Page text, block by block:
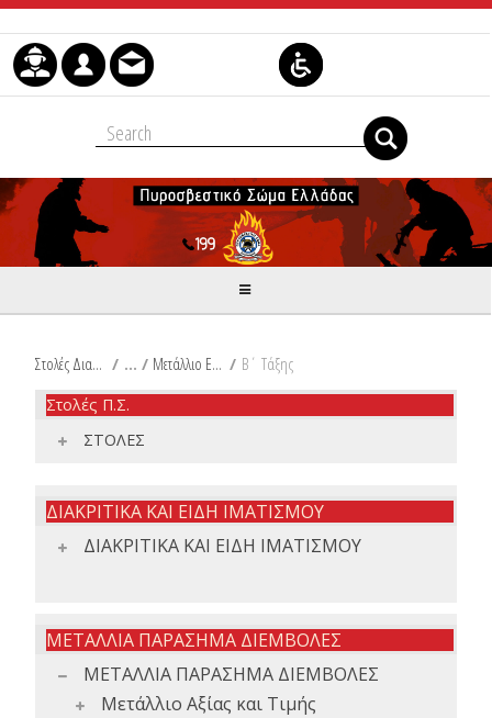
Skip to Content
Στολές Διακριτικά Είδη Ιματισμού Π.Σ. / Μετάλλιο Ευδόκιμης Επιτελικής Υπηρεσίας / Β΄ Τάξης
Στολές Π.Σ.
ΣΤΟΛΕΣ
ΔΙΑΚΡΙΤΙΚΑ ΚΑΙ ΕΙΔΗ ΙΜΑΤΙΣΜΟΥ
ΔΙΑΚΡΙΤΙΚΑ ΚΑΙ ΕΙΔΗ ΙΜΑΤΙΣΜΟΥ
ΜΕΤΑΛΛΙΑ ΠΑΡΑΣΗΜΑ ΔΙΕΜΒΟΛΕΣ
ΜΕΤΑΛΛΙΑ ΠΑΡΑΣΗΜΑ ΔΙΕΜΒΟΛΕΣ
Μετάλλιο Αξίας και Τιμής